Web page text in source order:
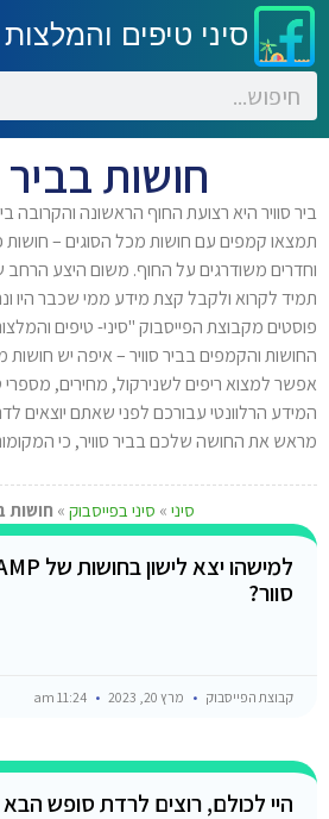
סיני טיפים והמלצות
חושות בביר
ביר סוויר היא רצועת החוף הראשונה
תמצאו קמפים עם חושות מכל הסוגים – חושות
וחדרים משודרגים על החוף. משום היצע הרחב
תמיד לקרוא ולקבל קצת מידע ממי שכבר היו
פוסטים מקבוצת הפייסבוק "סיני- טיפים
החושות והקמפים בביר סוויר – איפה יש
אפשר למצוא ריפים לשנירקול, מחירים, מספרי
המידע הרלוונטי עבורכם לפני שאתם יוצאים
מראש את החושה שלכם בביר סוויר, כי
סיני » סיני בפייסבוק » חושות
סוור?
קבוצת הפייסבוק מרץ 20, 2023